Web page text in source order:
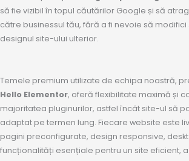
să fie vizibil în topul căutărilor Google și să
către businessul tău, fără a fi nevoie să modifici
designul site-ului ulterior.
Temele premium utilizate de echipa noastră,
Hello Elementor, oferă flexibilitate maximă și
majoritatea pluginurilor, astfel încât site-ul să
adaptat pe termen lung. Fiecare website este
pagini preconfigurate, design responsive,
funcționalități esențiale pentru un site eficient,